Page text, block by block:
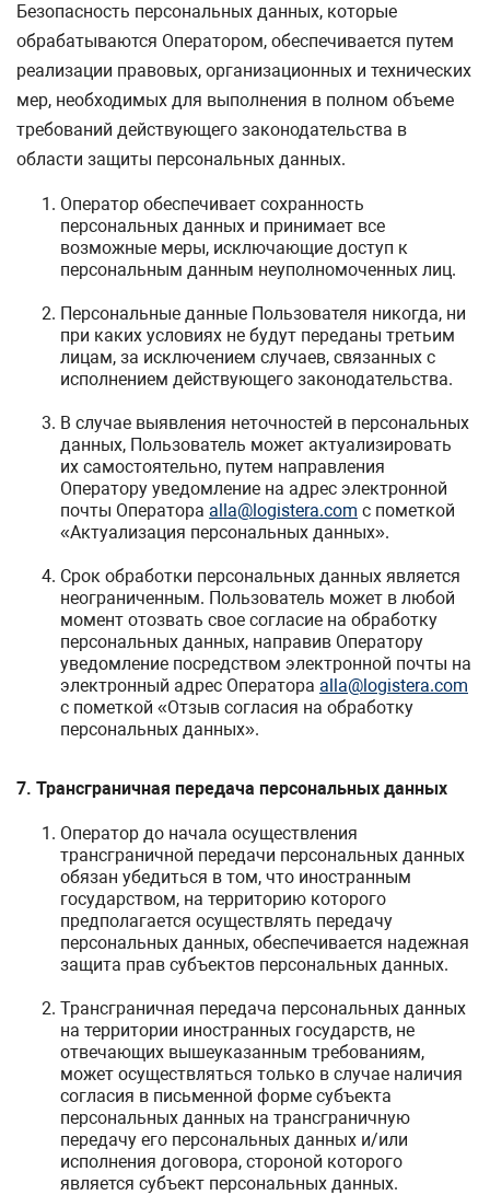
Безопасность персональных данных, которые
обрабатываются Оператором, обеспечивается путем
реализации правовых, организационных и технических
мер, необходимых для выполнения в полном объеме
требований действующего законодательства в
области защиты персональных данных.
Оператор обеспечивает сохранность
персональных данных и принимает все
возможные меры, исключающие доступ к
персональным данным неуполномоченных лиц.
Персональные данные Пользователя никогда, ни
при каких условиях не будут переданы третьим
лицам, за исключением случаев, связанных с
исполнением действующего законодательства.
В случае выявления неточностей в персональных
данных, Пользователь может актуализировать
их самостоятельно, путем направления
Оператору уведомление на адрес электронной
почты Оператора alla@logistera.com с пометкой
«Актуализация персональных данных».
Срок обработки персональных данных является
неограниченным. Пользователь может в любой
момент отозвать свое согласие на обработку
персональных данных, направив Оператору
уведомление посредством электронной почты на
электронный адрес Оператора alla@logistera.com
с пометкой «Отзыв согласия на обработку
персональных данных».
7. Трансграничная передача персональных данных
Оператор до начала осуществления
трансграничной передачи персональных данных
обязан убедиться в том, что иностранным
государством, на территорию которого
предполагается осуществлять передачу
персональных данных, обеспечивается надежная
защита прав субъектов персональных данных.
Трансграничная передача персональных данных
на территории иностранных государств, не
отвечающих вышеуказанным требованиям,
может осуществляться только в случае наличия
согласия в письменной форме субъекта
персональных данных на трансграничную
передачу его персональных данных и/или
исполнения договора, стороной которого
является субъект персональных данных.